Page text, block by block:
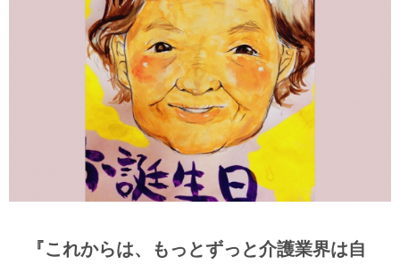
『これからは、もっとずっと介護業界は自